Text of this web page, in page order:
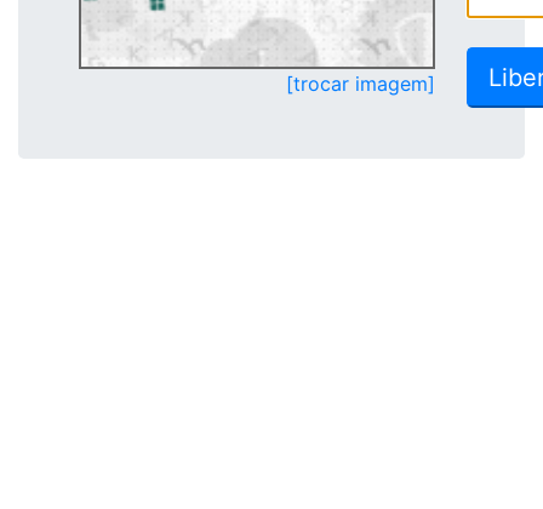
[trocar imagem]